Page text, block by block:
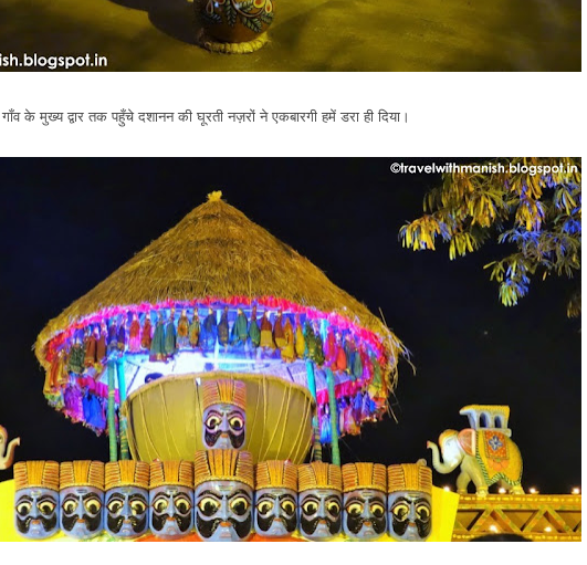
के मुख्य द्वार तक पहुँचे दशानन की घूरती नज़रों ने एकबारगी हमें डरा ही दिया।